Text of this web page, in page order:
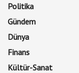
Politika
Gündem
Dünya
Finans
Kültür-Sanat